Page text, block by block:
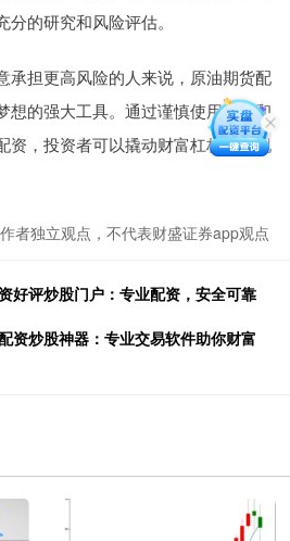
的研究和风险评估。
承担更高风险的人来说，原油期货配
想的强大工具。通过谨慎使用杠杆和
资，投资者可以撬动财富杠杆，实现
者独立观点，不代表财盛证券app观点
好评炒股门户：专业配资，安全可靠
资炒股神器：专业交易软件助你财富